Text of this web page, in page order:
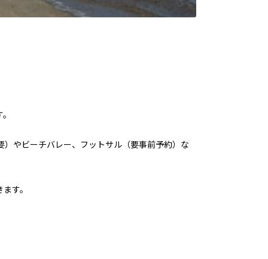
やビーチバレー、フットサル（要事前予約）な
す。